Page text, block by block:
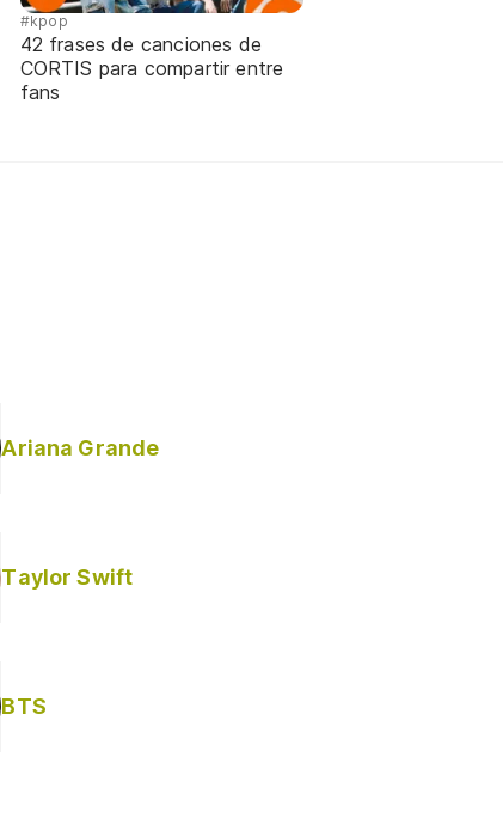
#kpop
42 frases de canciones de
CORTIS para compartir entre
fans
Ariana Grande
Taylor Swift
BTS